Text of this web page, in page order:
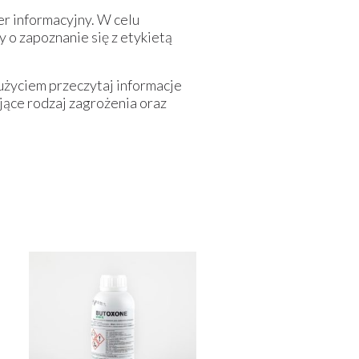
strefy ochronnej o
zwierzęta mogą być
informacyjny. W celu
o zapoznanie się z etykietą
przeczytaj informacje
rodzaj zagrożenia oraz